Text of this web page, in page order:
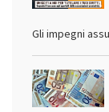
Gli impegni